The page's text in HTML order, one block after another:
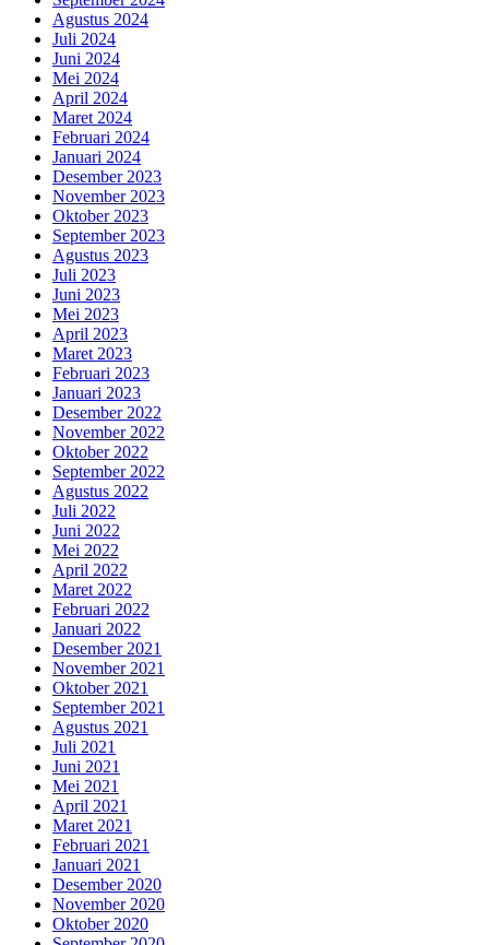
Agustus 2024
Juli 2024
Juni 2024
Mei 2024
April 2024
Maret 2024
Februari 2024
Januari 2024
Desember 2023
November 2023
Oktober 2023
September 2023
Agustus 2023
Juli 2023
Juni 2023
Mei 2023
April 2023
Maret 2023
Februari 2023
Januari 2023
Desember 2022
November 2022
Oktober 2022
September 2022
Agustus 2022
Juli 2022
Juni 2022
Mei 2022
April 2022
Maret 2022
Februari 2022
Januari 2022
Desember 2021
November 2021
Oktober 2021
September 2021
Agustus 2021
Juli 2021
Juni 2021
Mei 2021
April 2021
Maret 2021
Februari 2021
Januari 2021
Desember 2020
November 2020
Oktober 2020